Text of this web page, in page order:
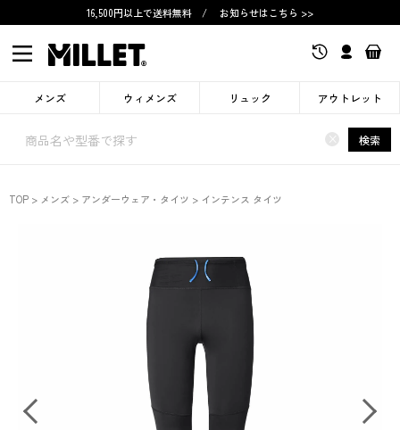
16,500円以上で送料無料 / お知らせはこちら >>
メンズ ウィメンズ リュック アウトレット
× 検索
TOP メンズ アンダーウェア・タイツ インテンス タイツ